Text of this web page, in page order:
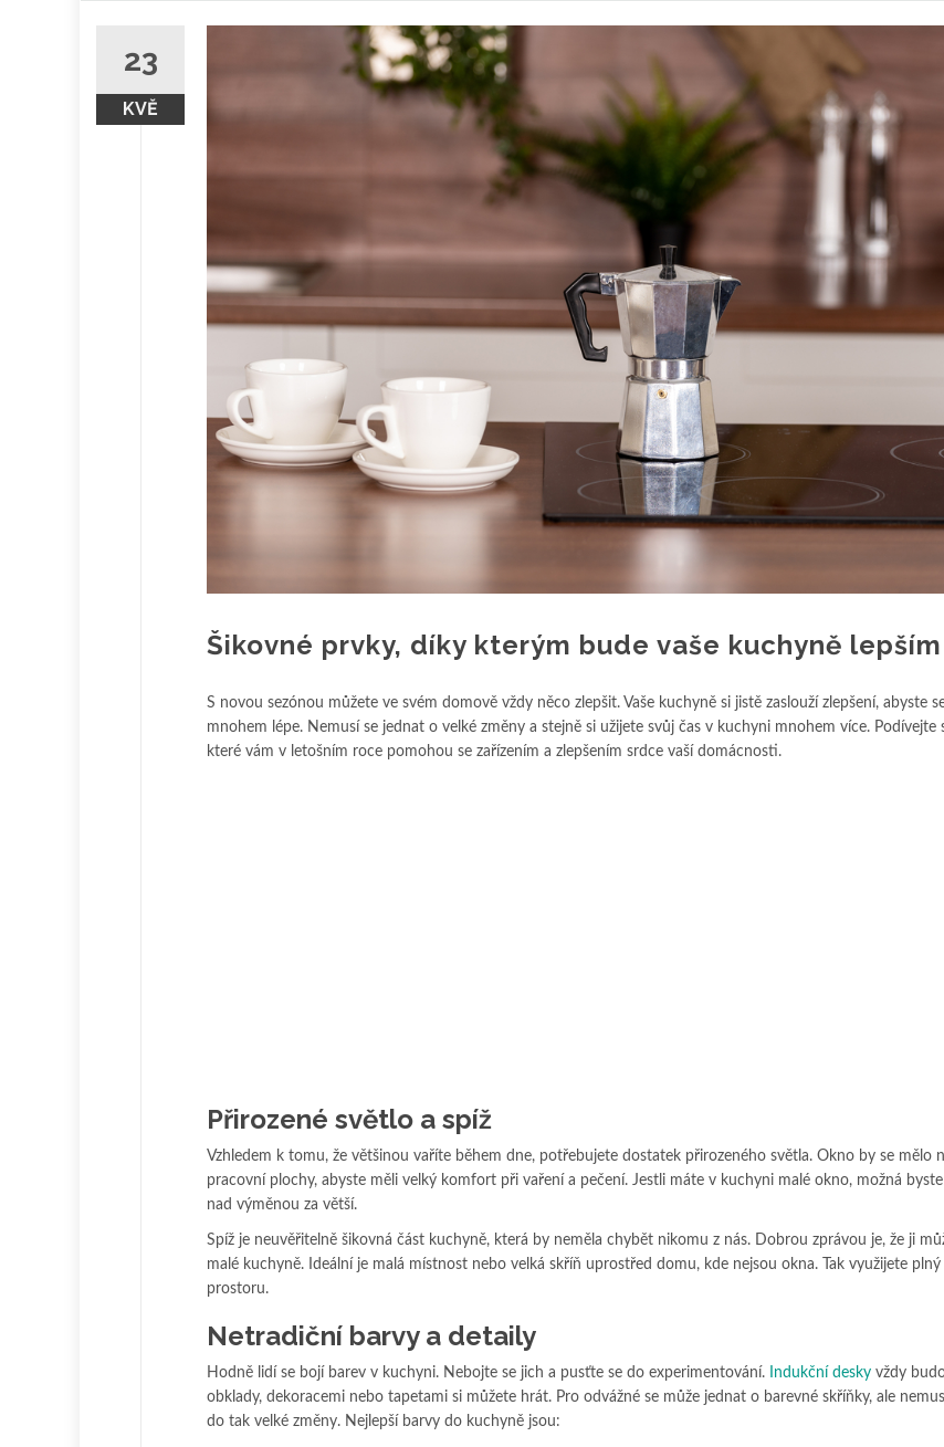
23
KVĚ
Šikovné prvky, díky kterým bude vaše kuchyně
S novou sezónou můžete ve svém domově vždy něco zlepšit. Vaše kuchyně si jistě zaslouží zlepšení, abyste
mnohem lépe. Nemusí se jednat o velké změny a stejně si užijete svůj čas v kuchyni mnohem více. Podívejte
které vám v letošním roce pomohou se zařízením a zlepšením srdce vaší domácnosti.
Přirozené světlo a spíž
Vzhledem k tomu, že většinou vaříte během dne, potřebujete dostatek přirozeného světla. Okno by se mělo
pracovní plochy, abyste měli velký komfort při vaření a pečení. Jestli máte v kuchyni malé okno, možná
nad výměnou za větší.
Spíž je neuvěřitelně šikovná část kuchyně, která by neměla chybět nikomu z nás. Dobrou zprávou je, že ji
malé kuchyně. Ideální je malá místnost nebo velká skříň uprostřed domu, kde nejsou okna. Tak využijete
prostoru.
Netradiční barvy a detaily
Hodně lidí se bojí barev v kuchyni. Nebojte se jich a pusťte se do experimentování. Indukční desky vždy
obklady, dekoracemi nebo tapetami si můžete hrát. Pro odvážné se může jednat o barevné skříňky, ale
do tak velké změny. Nejlepší barvy do kuchyně jsou: